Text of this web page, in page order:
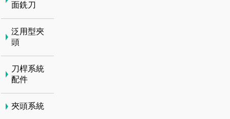
面銑刀
泛用型夾
頭
刀桿系統
配件
夾頭系統